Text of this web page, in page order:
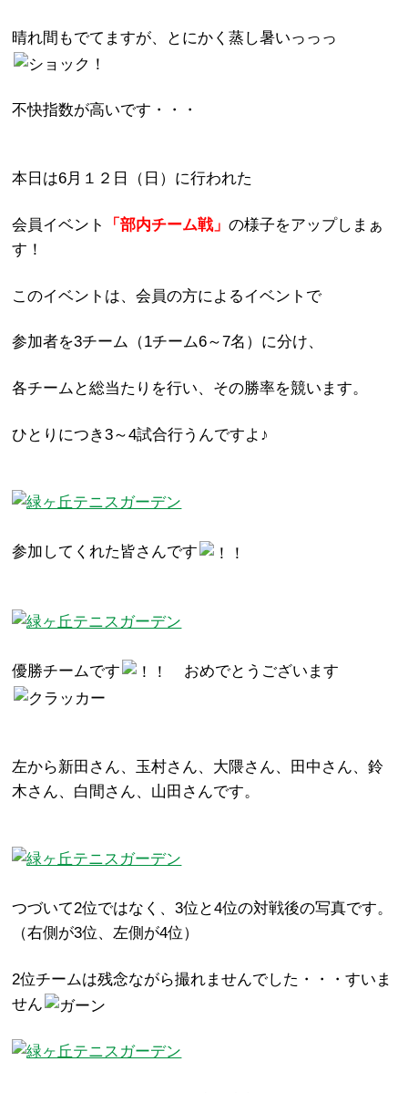
晴れ間もでてますが、とにかく蒸し暑いっっっ
不快指数が高いです・・・
本日は6月１２日（日）に行われた
会員イベント 「部内チーム戦」の様子をアップしまぁ
す！
このイベントは、会員の方によるイベントで
参加者を3チーム（1チーム6～7名）に分け、
各チームと総当たりを行い、その勝率を競います。
ひとりにつき3～4試合行うんですよ♪
参加してくれた皆さんです
優勝チームです おめでとうございます
左から新田さん、玉村さん、大隈さん、田中さん、鈴
木さん、白間さん、山田さんです。
つづいて2位ではなく、3位と4位の対戦後の写真です。
（右側が3位、左側が4位）
2位チームは残念ながら撮れませんでした・・・すいま
せん